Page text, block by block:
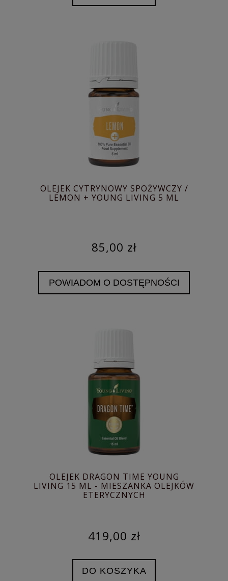
OLEJEK CYTRYNOWY SPOŻYWCZY /
LEMON + YOUNG LIVING 5 ML
85,00 zł
POWIADOM O DOSTĘPNOŚCI
OLEJEK DRAGON TIME YOUNG
LIVING 15 ML - MIESZANKA OLEJKÓW
ETERYCZNYCH
419,00 zł
DO KOSZYKA